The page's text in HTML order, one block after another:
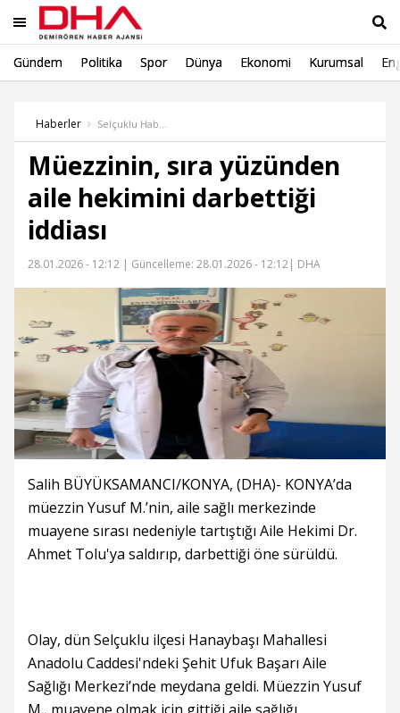
Gündem Politika Spor Dünya Ekonomi Kurumsal
Haberler
Müezzinin, sıra yüzünden
aile hekimini darbettiği
iddiası
28.01.2026 - 12:12 | Güncelleme: 28.01.2026 - 12:12| DHA
Salih BÜYÜKSAMANCI/KONYA, (DHA)- KONYA’da
müezzin Yusuf M.’nin, aile sağlı merkezinde
muayene sırası nedeniyle tartıştığı Aile Hekimi Dr.
Ahmet Tolu'ya saldırıp, darbettiği öne sürüldü.
Olay, dün Selçuklu ilçesi Hanaybaşı Mahallesi
Anadolu Caddesi'ndeki Şehit Ufuk Başarı Aile
Sağlığı Merkezi’nde meydana geldi. Müezzin Yusuf